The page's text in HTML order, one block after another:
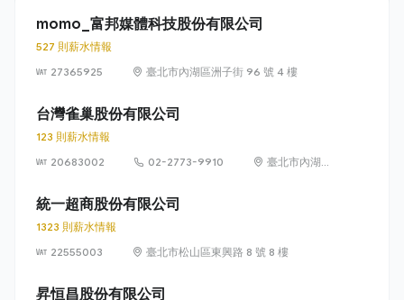
momo_富邦媒體科技股份有限公司
527 則薪水情報
27365925
臺北市內湖區洲子街 96 號 4 樓
台灣雀巢股份有限公司
123 則薪水情報
20683002
02-2773-9910
臺北市內湖區
統一超商股份有限公司
1323 則薪水情報
22555003
臺北市松山區東興路 8 號 8 樓
昇恒昌股份有限公司